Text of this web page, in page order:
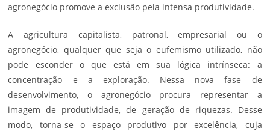
agronegócio promove a exclusão pela intensa produtividade.
A agricultura capitalista, patronal, empresarial ou o
agronegócio, qualquer que seja o eufemismo utilizado, não
pode esconder o que está em sua lógica intrínseca: a
concentração e a exploração. Nessa nova fase de
desenvolvimento, o agronegócio procura representar a
imagem de produtividade, de geração de riquezas. Desse
modo, torna-se o espaço produtivo por excelência, cuja